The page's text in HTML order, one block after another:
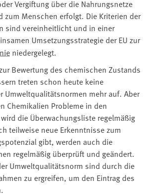
Vergiftung über die Nahrungsnetze
zum Menschen erfolgt. Die Kriterien der
sind vereinheitlicht und in einer
Umsetzungsstrategie der EU zur
niedergelegt.
Bewertung des chemischen Zustands
treten schon heute keine
Umweltqualitätsnormen mehr auf. Aber
Chemikalien Probleme in den
die Überwachungsliste regelmäßig
teilweise neue Erkenntnisse zum
gibt, werden auch die
regelmäßig überprüft und geändert.
Umweltqualitätsnorm sind durch die
zu ergreifen, um den Eintrag des